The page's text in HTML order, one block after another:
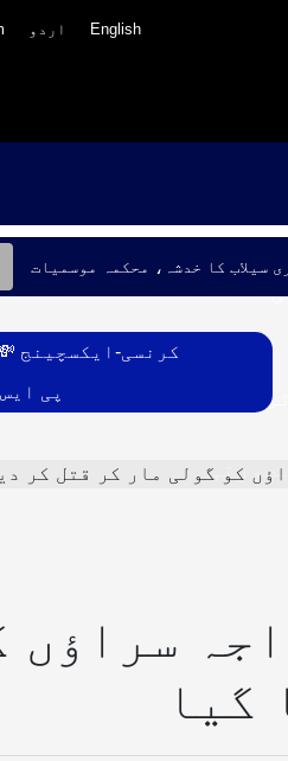
English اردو
سیلاب کا خدشہ، محکمہ موسمیات
کرنسی-ایکسچینج
پی
کو گولی مار کر قتل کر دیا
سراؤں
گیا